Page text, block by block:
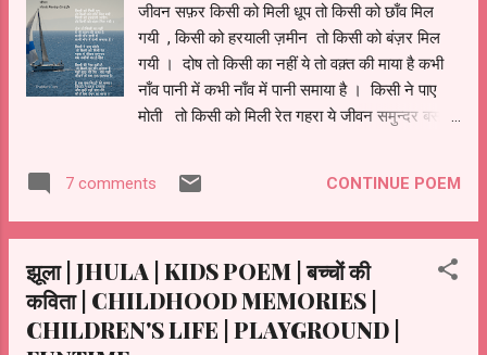
जीवन सफ़र किसी को मिली धूप तो किसी को छाँव मिल
गयी , किसी को हरयाली ज़मीन तो किसी को बंज़र मिल
गयी । दोष तो किसी का नहीं ये तो वक़्त की माया है कभी
नाँव पानी में कभी नाँव में पानी समाया है । किसी ने पाए
मोती तो किसी को मिली रेत गहरा ये जीवन समुन्दर बस
फिसल गयी है बस एक मिटटी की काया ! जिसपे तू इतना
इतराया और कुछ नहीं है पास तेरे , जो है बस ईश्वर का
7 comments CONTINUE POEM
झूला | JHULA | KIDS POEM | बच्चों की
कविता | CHILDHOOD MEMORIES |
CHILDREN'S LIFE | PLAYGROUND |